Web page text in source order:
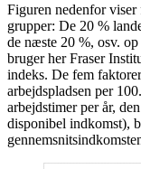
Figuren nedenfor
grupper: De 20 %
de næste 20 %, osv.
bruger her Fraser
indeks. De fem
arbejdspladsen per
arbejdstimer per år,
disponibel indkomst),